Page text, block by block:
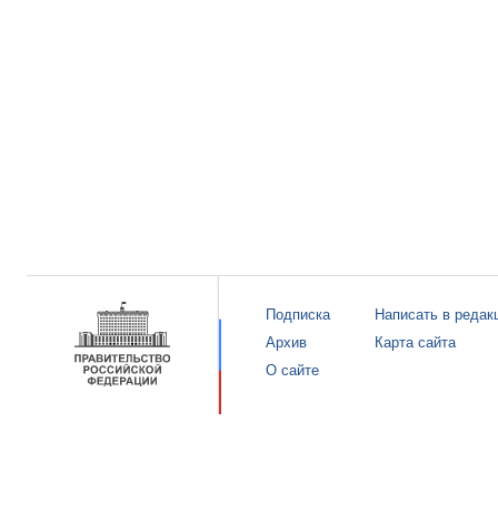
Подписка
Архив
О сайте
Написать в
Карта сайта